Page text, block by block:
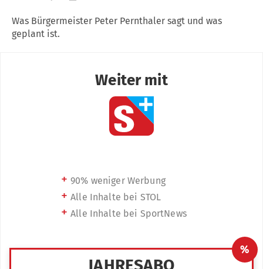
Was Bürgermeister Peter Pernthaler sagt und was
geplant ist.